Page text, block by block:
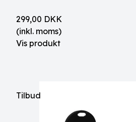
299,00 DKK
(inkl. moms)
Vis produkt
Tilbud